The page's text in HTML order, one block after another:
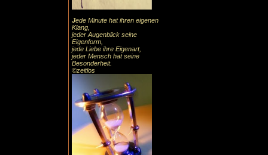
Jede Minute hat ihren eigenen
Klang,
jeder Augenblick seine
Eigenform,
jede Liebe ihre Eigenart,
jeder Mensch hat seine
Besonderheit.
©zeitlos